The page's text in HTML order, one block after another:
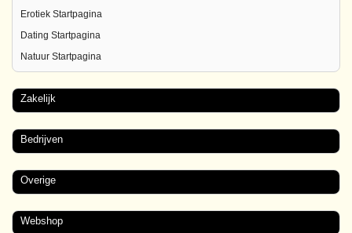
Erotiek Startpagina
Dating Startpagina
Natuur Startpagina
Zakelijk
Bedrijven
Overige
Webshop